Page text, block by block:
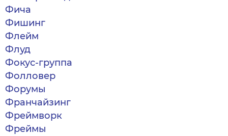
Фича
Фишинг
Флейм
Флуд
Фокус-группа
Фолловер
Форумы
Франчайзинг
Фреймворк
Фреймы